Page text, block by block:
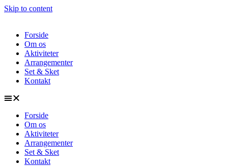
Skip to content
Forside
Om os
Aktiviteter
Arrangementer
Set & Sket
Kontakt
Forside
Om os
Aktiviteter
Arrangementer
Set & Sket
Kontakt